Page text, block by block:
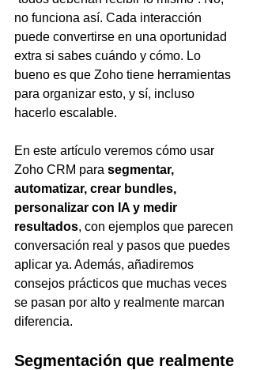
no funciona así. Cada interacción
puede convertirse en una oportunidad
extra si sabes cuándo y cómo. Lo
bueno es que Zoho tiene herramientas
para organizar esto, y sí, incluso
hacerlo escalable.
En este artículo veremos cómo usar
Zoho CRM para segmentar,
automatizar, crear bundles,
personalizar con IA y medir
resultados, con ejemplos que parecen
conversación real y pasos que puedes
aplicar ya. Además, añadiremos
consejos prácticos que muchas veces
se pasan por alto y realmente marcan
diferencia.
Segmentación que realmente